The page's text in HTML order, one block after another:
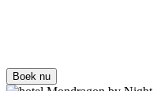
Boek nu